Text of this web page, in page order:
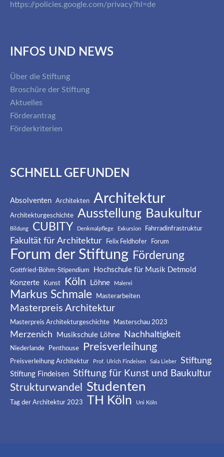
https://policies.google.com/privacy?hl=de
INFOS UND NEWS
Über die Stiftung
Broschüre der Stiftung
Aktuelles
Förderantrag
Förderkriterien
SCHNELL GEFUNDEN
Absolventen Architekten Architektur
Architekturgeschichte Ausstellung Baukultur
Bildung CUBITY Denkmalpflege Exkursion Fahrradinfrastruktur
Fakultät für Architektur Felix Feldhofer Forum
Forum der Stiftung Förderung
Gottfried-Böhm-Stipendium
Hochschule für Musik Detmold
Konzerte
Kunst Köln Löhne Malerei
Markus Schmale Masterarbeiten
Masterpreis Architektur
Masterpreis Architekturgeschichte Masterschau 2023
Merzenich Musikschule Löhne Nachhaltigkeit
Niederlande Penthouse Preisverleihung
Preisverleihung Architektur Prof. Ulrich Findeisen Sala Lieber Stiftung
Stiftung Findeisen Stiftung für Kunst und Baukultur
Strukturwandel Studenten
Tag der Architektur 2023 TH Köln Uni Köln